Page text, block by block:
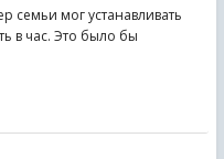
семьи мог устанавливать
в час. Это было бы